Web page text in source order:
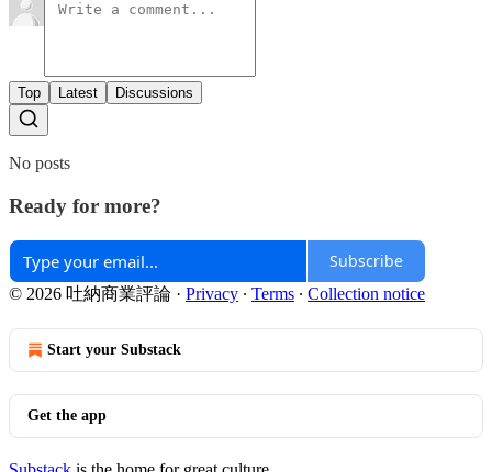
Top Latest Discussions
No posts
Ready for more?
Subscribe
© 2026 吐納商業評論 · Privacy ∙ Terms ∙ Collection notice
Start your Substack
Get the app